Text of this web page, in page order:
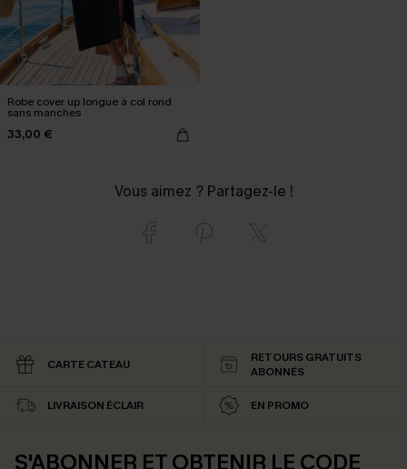
Robe cover up longue à col rond
sans manches
33,00 €
Vous aimez ? Partagez-le !
CARTE CATEAU
RETOURS GRATUITS
ABONNÉS
LIVRAISON ÉCLAIR EN PROMO
S'ABONNER ET OBTENIR LE CODE